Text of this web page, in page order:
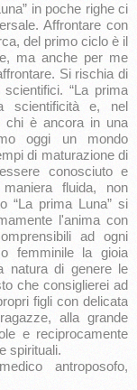
in poche righe ci
Affrontare con
del primo ciclo è il
ma anche per me
Si rischia di
“La prima
scientificità e, nel
chi è ancora in una
oggi un mondo
di maturazione di
conosciuto e
fluida, non
“La prima Luna” si
l'anima con
ad ogni
femminile la gioia
natura di genere le
che consiglierei ad
figli con delicata
alla grande
e reciprocamente
spirituali.
antroposofo,